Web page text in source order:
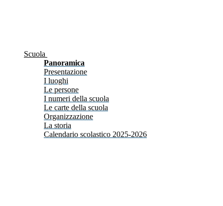
Scuola
Panoramica
Presentazione
I luoghi
Le persone
I numeri della scuola
Le carte della scuola
Organizzazione
La storia
Calendario scolastico 2025-2026